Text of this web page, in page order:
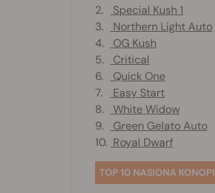
2.
Special Kush 1
3.
Northern Light Auto
4.
OG Kush
5.
Critical
6.
Quick One
7.
Easy Start
8.
White Widow
9.
Green Gelato Auto
10. Royal Dwarf
TOP 10 NASIONA KONOPI